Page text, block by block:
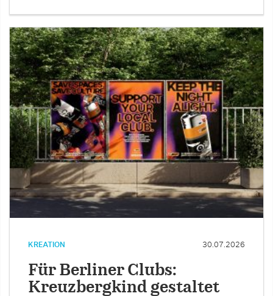
KREATION 30.07.2026
Für Berliner Clubs:
Kreuzbergkind gestaltet